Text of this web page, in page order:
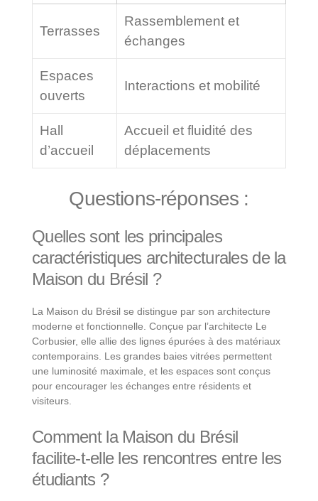
Terrasses
Rassemblement et
échanges
Espaces
ouverts
Interactions et mobilité
Hall
d’accueil
Accueil et fluidité des
déplacements
Questions-réponses :
Quelles sont les principales
caractéristiques architecturales de la
Maison du Brésil ?
La Maison du Brésil se distingue par son architecture
moderne et fonctionnelle. Conçue par l’architecte Le
Corbusier, elle allie des lignes épurées à des matériaux
contemporains. Les grandes baies vitrées permettent
une luminosité maximale, et les espaces sont conçus
pour encourager les échanges entre résidents et
visiteurs.
Comment la Maison du Brésil
facilite-t-elle les rencontres entre les
étudiants ?